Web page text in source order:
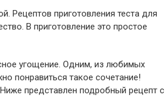
Рецептов приготовления теста для
В приготовление это простое
угощение. Одним, из любимых
понравиться такое сочетание!
представлен подробный рецепт с